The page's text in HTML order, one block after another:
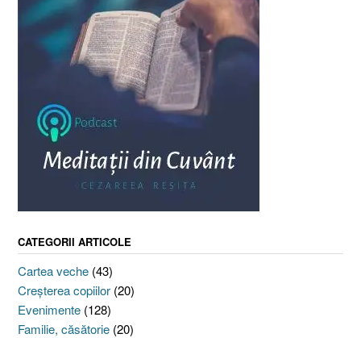
CATEGORII ARTICOLE
Cartea veche (43)
Creşterea copiilor (20)
Evenimente (128)
Familie, căsătorie (20)